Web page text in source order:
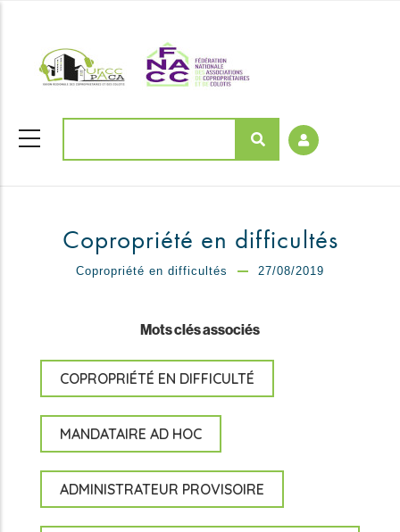
contenu
principal
Copropriété en difficultés
Copropriété en difficultés 27/08/2019
Mots clés associés
COPROPRIÉTÉ EN DIFFICULTÉ
MANDATAIRE AD HOC
ADMINISTRATEUR PROVISOIRE